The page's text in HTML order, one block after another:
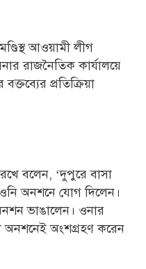
আওয়ামী লীগ
রাজনৈতিক কার্যালয়ে
প্রতিক্রিয়া
বলেন, ‘দুপুরে বাসা
অনশনে যোগ দিলেন।
ভাঙালেন। ওনার
অংশগ্রহণ করেন